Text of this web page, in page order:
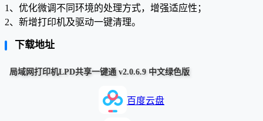
1、优化微调不同环境的处理方式，增强适应性；
2、新增打印机及驱动一键清理。
下载地址
局域网打印机LPD共享一键通 v2.0.6.9 中文绿色版
百度云盘